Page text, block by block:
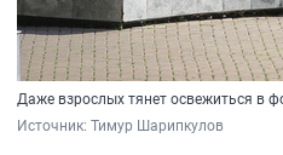
Даже взрослых тянет освежиться в
Источник: Тимур Шарипкулов